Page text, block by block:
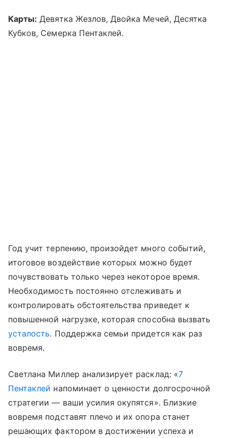
Карты: Девятка Жезлов, Двойка Мечей, Десятка
Кубков, Семерка Пентаклей.
Год учит терпению, произойдет много событий,
итоговое воздействие которых можно будет
почувствовать только через некоторое время.
Необходимость постоянно отслеживать и
контролировать обстоятельства приведет к
повышенной нагрузке, которая способна вызвать
усталость. Поддержка семьи придется как раз
вовремя.
Светлана Миллер анализирует расклад: «7
Пентаклей напоминает о ценности долгосрочной
стратегии — ваши усилия окупятся». Близкие
вовремя подставят плечо и их опора станет
решающих фактором в достижении успеха и